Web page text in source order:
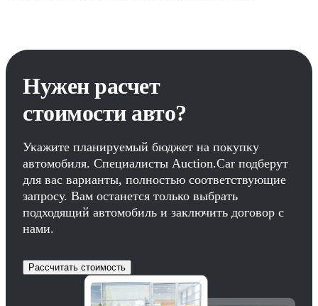
Нужен расчет
стоимости авто?
Укажите планируемый бюджет на покупку
автомобиля. Специалисты Auction.Car подберут
для вас варианты, полностью соответствующие
запросу. Вам останется только выбрать
подходящий автомобиль и заключить договор с
нами.
Рассчитать стоимость